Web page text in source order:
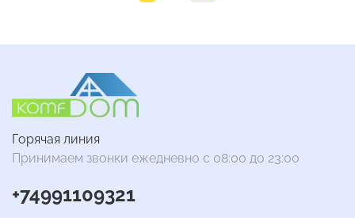
Горячая линия
Принимаем звонки ежедневно с 08:00 до 23:00
+74991109321